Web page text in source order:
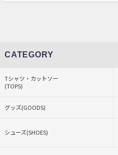
CATEGORY
Tシャツ・カットソー
(TOPS)
グッズ(GOODS)
シューズ(SHOES)